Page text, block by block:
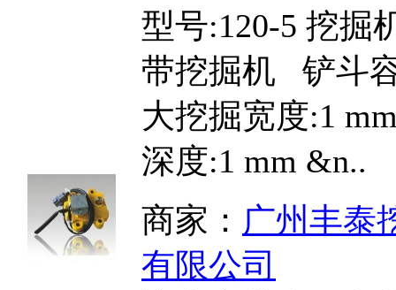
型号:120-5 挖掘
带挖掘机 铲斗
大挖掘宽度:1
深度:1 mm &n..
商家： 广州丰泰
有限公司